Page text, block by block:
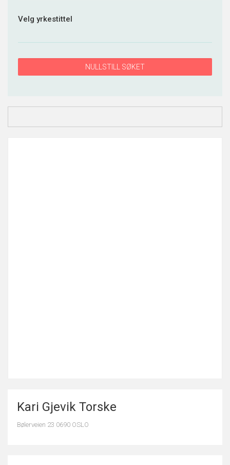
Velg yrkestittel
NULLSTILL SØKET
Kari Gjevik Torske
Bølerveien 23 0690 OSLO